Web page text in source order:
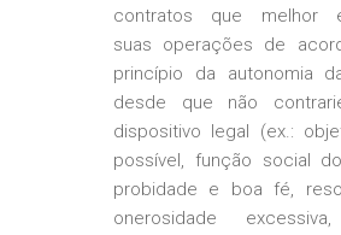
contratos que melhor
suas operações de
princípio da autonomia
desde que não
dispositivo legal (ex.:
possível, função social
probidade e boa fé,
onerosidade